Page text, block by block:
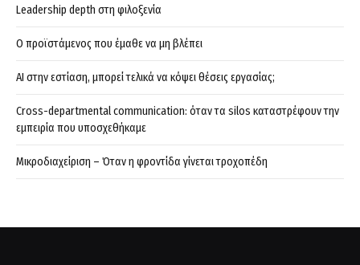
Leadership depth στη φιλοξενία
Ο προϊστάμενος που έμαθε να μη βλέπει
AI στην εστίαση, μπορεί τελικά να κόψει θέσεις εργασίας;
Cross-departmental communication: όταν τα silos καταστρέφουν την
εμπειρία που υποσχεθήκαμε
Μικροδιαχείριση – Όταν η φροντίδα γίνεται τροχοπέδη